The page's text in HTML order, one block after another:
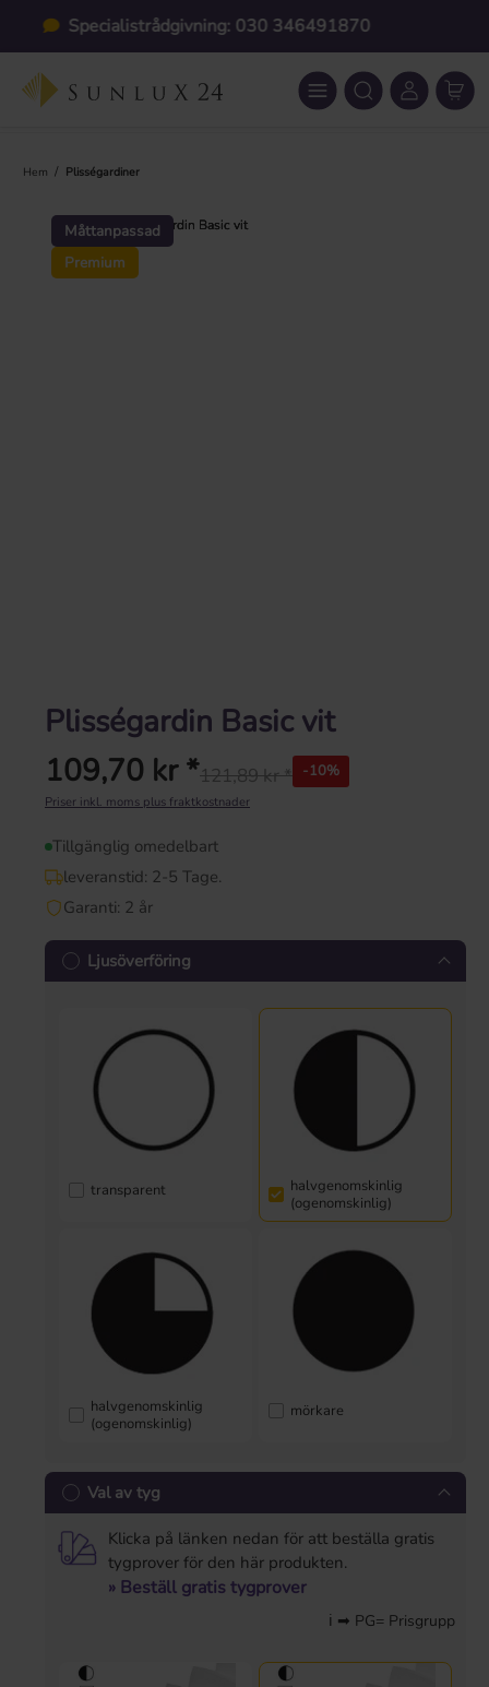
Hoppa till huvudinnehåll Individuell anpassning
Hem / Plisségardiner
Måttanpassad
Premium
Hoppa över bildgalleri
Plisségardin Basic vit
Ordinarie pris:
109,70 kr *121,89 kr * -10%
Priser inkl. moms plus fraktkostnader
Tillgänglig omedelbart
leveranstid: 2-5 Tage.
Garanti: 2 år
Ljusöverföring
transparent
halvgenomskinlig
(ogenomskinlig)
halvgenomskinlig
(ogenomskinlig)
mörkare
Val av tyg
Klicka på länken nedan för att beställa gratis
tygprover för den här produkten.
» Beställ gratis tygprover
ℹ ➡ PG= Prisgrupp